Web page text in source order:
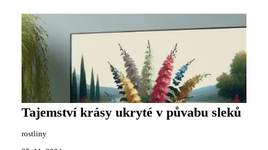
Tajemství krásy ukryté v půvabu sleků
rostliny